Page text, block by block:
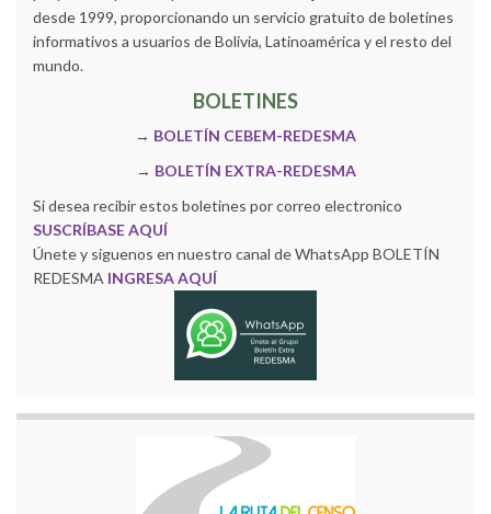
desde 1999, proporcionando un servicio gratuito de boletines
informativos a usuarios de Bolivia, Latinoamérica y el resto del
mundo.
BOLETINES
→ BOLETÍN CEBEM-REDESMA
→ BOLETÍN EXTRA-REDESMA
Si desea recibir estos boletines por correo electronico
SUSCRÍBASE AQUÍ
Únete y siguenos en nuestro canal de WhatsApp BOLETÍN
REDESMA INGRESA AQUÍ